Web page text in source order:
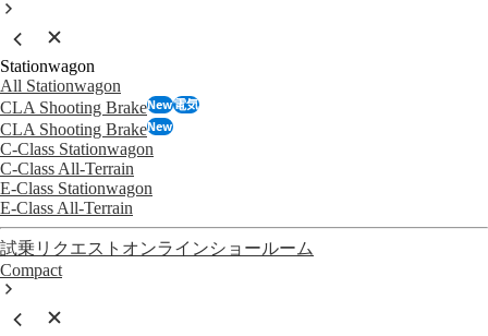
Stationwagon
All Stationwagon
CLA Shooting BrakeNew電気
CLA Shooting BrakeNew
C-Class Stationwagon
C-Class All-Terrain
E-Class Stationwagon
E-Class All-Terrain
試乗リクエスト オンラインショールーム
Compact